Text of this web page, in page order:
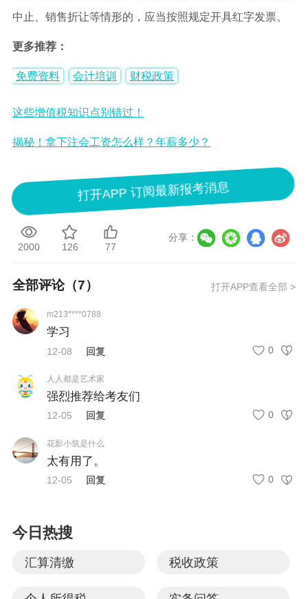
中止、销售折让等情形的，应当按照规定开具红字发票。
更多推荐：
免费资料 会计培训 财税政策
这些增值税知识点别错过！
揭秘！拿下注会工资怎么样？年薪多少？
打开APP 订阅最新报考消息
2000 126 77
分享：
全部评论（7） 打开APP查看全部 >
m213****0788
学习
12-08 回复 0
人人都是艺术家
强烈推荐给考友们
12-05 回复 0
花影小筑是什么
太有用了。
12-05 回复 0
今日热搜
汇算清缴 税收政策